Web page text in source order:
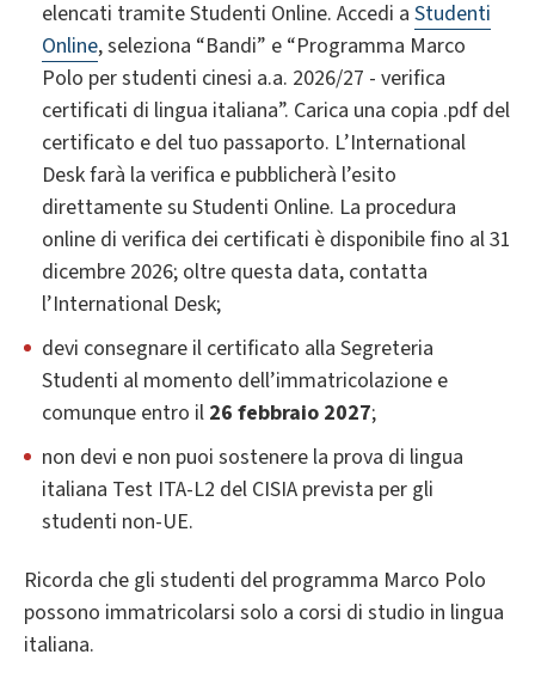
elencati tramite Studenti Online. Accedi a Studenti
Online, seleziona “Bandi” e “Programma Marco
Polo per studenti cinesi a.a. 2026/27 - verifica
certificati di lingua italiana”. Carica una copia .pdf del
certificato e del tuo passaporto. L’International
Desk farà la verifica e pubblicherà l’esito
direttamente su Studenti Online. La procedura
online di verifica dei certificati è disponibile fino al 31
dicembre 2026; oltre questa data, contatta
l’International Desk;
devi consegnare il certificato alla Segreteria
Studenti al momento dell’immatricolazione e
comunque entro il 26 febbraio 2027;
non devi e non puoi sostenere la prova di lingua
italiana Test ITA-L2 del CISIA prevista per gli
studenti non-UE.
Ricorda che gli studenti del programma Marco Polo
possono immatricolarsi solo a corsi di studio in lingua
italiana.